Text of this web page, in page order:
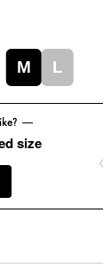
M L
size